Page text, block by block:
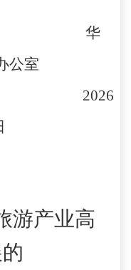
华
公室
2026
游产业高